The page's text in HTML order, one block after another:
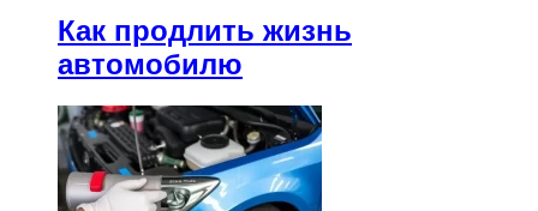
Как продлить жизнь
автомобилю